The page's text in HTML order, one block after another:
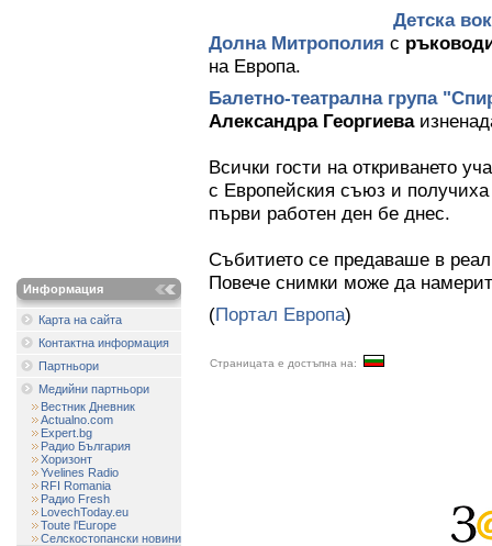
Информация
Карта на сайта
Контактна информация
Партньори
Медийни партньори
Вестник Дневник
Actualno.com
Expert.bg
Радио България
Хоризонт
Yvelines Radio
RFI Romania
Радио Fresh
LovechToday.eu
Toute l'Europe
Селскостопански новини
Детска
Долна Митрополия с
на Европа.
Балетно-театрална група
Александра Георгиева
Всички гости на откриването
с Европейския съюз и
първи работен ден бе днес.
Събитието се предаваше в
Повече снимки може да
(Портал Европа)
Страницата е достъпна на: